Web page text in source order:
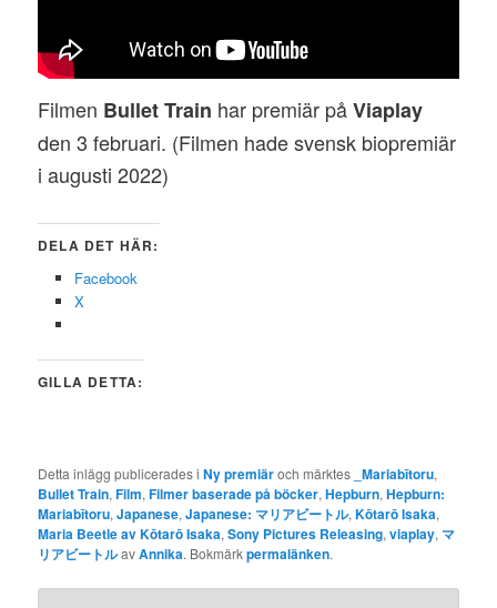
Filmen Bullet Train har premiär påViaplay
den 3 februari. (Filmen hade svensk biopremiär
i augusti 2022)
DELA DET HÄR:
Facebook
X
GILLA DETTA:
Detta inlägg publicerades iNy premiäroch märktes _Mariabītoru,
Bullet Train,Film,Filmer baserade på böcker,Hepburn,Hepburn:
Mariabītoru,Japanese,Japanese: マリアビートル,Kōtarō Isaka,
Maria Beetle av Kōtarō Isaka,Sony Pictures Releasing,viaplay, マ
リアビートルavAnnika. Bokmärkpermalänken.